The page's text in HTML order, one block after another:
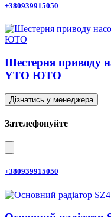
+380939915050
Шестерня приводу
YTO ЮТО
Дізнатись у менеджера
Зателефонуйте
+380939915050